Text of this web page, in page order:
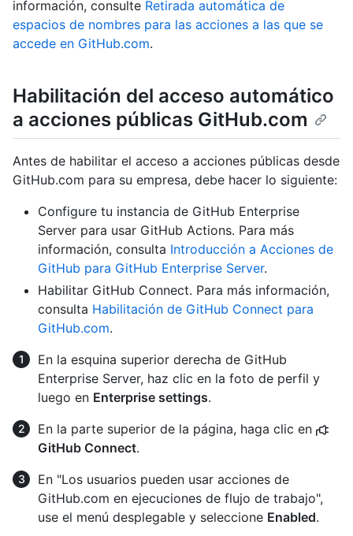
información, consulte Retirada automática de
espacios de nombres para las acciones a las que se
accede en GitHub.com.
Habilitación del acceso automático
a acciones públicas GitHub.com
Antes de habilitar el acceso a acciones públicas desde
GitHub.com para su empresa, debe hacer lo siguiente:
Configure tu instancia de GitHub Enterprise
Server para usar GitHub Actions. Para más
información, consulta Introducción a Acciones de
GitHub para GitHub Enterprise Server.
Habilitar GitHub Connect. Para más información,
consulta Habilitación de GitHub Connect para
GitHub.com.
En la esquina superior derecha de GitHub
Enterprise Server, haz clic en la foto de perfil y
luego en Enterprise settings.
En la parte superior de la página, haga clic en
GitHub Connect.
En "Los usuarios pueden usar acciones de
GitHub.com en ejecuciones de flujo de trabajo",
use el menú desplegable y seleccione Enabled.